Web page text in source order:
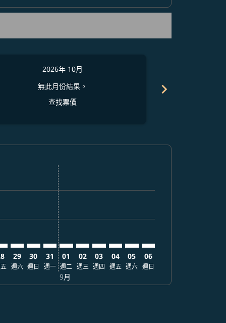
2026年 10月
無此月份結果。
查找票價
chevron_right
查找票價
disclaimer. 查找票價
offers-disclaimer. 查找票價
view-offers-disclaimer. 查找票價
cmp-view-offers-disclaimer. 查找票價
cmp-view-offers-disclaimer. 查找票價
cmp-view-offers-disclaimer. 查找票價
PQC–NRT: cmp-view-offers-disclaimer. 查找票價
29
週六
PQC–NRT: cmp-view-offers-disclaimer. 查找票價
30
週日
PQC–NRT: cmp-view-offers-disclaimer. 查找票價
31
週一
01
週二
9月
02
週三
03
週四
04
週五
05
週六
06
週日